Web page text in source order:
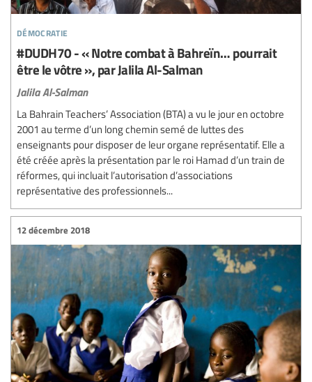
démocratie
#DUDH70 - « Notre combat à Bahreïn… pourrait
être le vôtre », par Jalila Al-Salman
Jalila Al-Salman
La Bahrain Teachers’ Association (BTA) a vu le jour en octobre
2001 au terme d’un long chemin semé de luttes des
enseignants pour disposer de leur organe représentatif. Elle a
été créée après la présentation par le roi Hamad d’un train de
réformes, qui incluait l’autorisation d’associations
représentative des professionnels...
12 décembre 2018